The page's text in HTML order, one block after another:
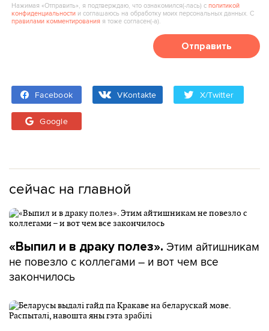
Нажимая «Отправить», я подтверждаю, что ознакомился(‑лась) сполитикой
конфиденциальности и соглашаюсь на обработку моих персональных данных. С
правилами комментирования я тоже согласен(‑а).
Отправить
Facebook VKontakte X/Twitter
Google
сейчас на главной
«Выпил и в драку полез». Этим айтишникам
не повезло с коллегами – и вот чем все
закончилось